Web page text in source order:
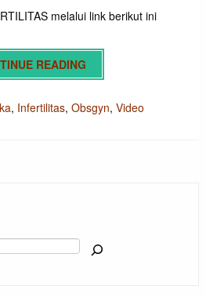
melalui link berikut ini
READING
, Infertilitas, Obsgyn, Video